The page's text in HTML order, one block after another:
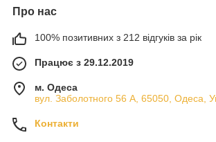
Про нас
100% позитивних з 212 відгуків за рік
Працює з 29.12.2019
м. Одеса
вул. Заболотного 56 А, 65050, Одеса,
Контакти